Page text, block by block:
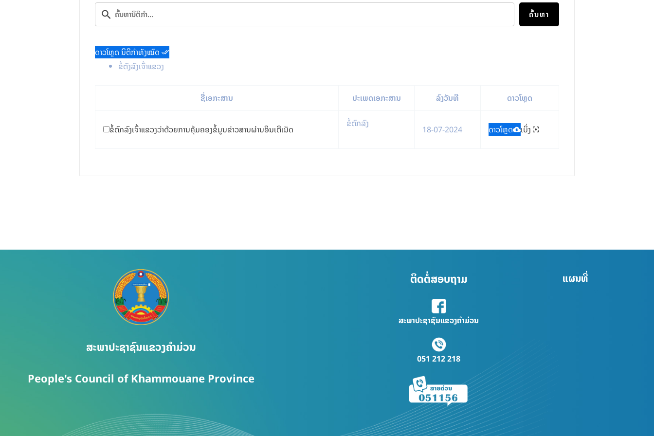
ຄົ້ນຫາ
ດາວໂຫຼດ ນິຕິກຳທັງໝົດ
ຂໍ້ຕົງລົງເຈົ້າແຂວງ
ຊື່ເອກະສານ ປະເພດເອກະສານ ລົງວັນທີ ດາວໂຫຼດ
ຂໍ້ຕົກລົງເຈົ້າແຂວງວ່າດ້ວຍການຄຸ້ມຄອງຂໍ້ມູນຂ່າວສານຜ່ານອິນເຕີເນັດ ຂໍ້ຕົກລົງ 18-07-2024 ດາວໂຫຼດ ເບິ່ງ
ສະພາປະຊາຊົນແຂວງຄຳມ່ວນ
People's Council of Khammouane Province
ຕິດຕໍ່ສອບຖາມ
ສະພາປະຊາຊົນແຂວງຄຳມ່ວນ
051 212 218
ແຜນທີ່